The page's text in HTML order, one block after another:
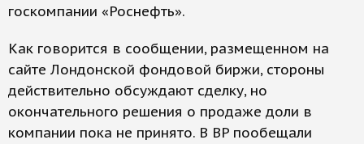
госкомпании «Роснефть».
Как говорится в сообщении, размещенном на
сайте Лондонской фондовой биржи, стороны
действительно обсуждают сделку, но
окончательного решения о продаже доли в
компании пока не принято. В BP пообещали